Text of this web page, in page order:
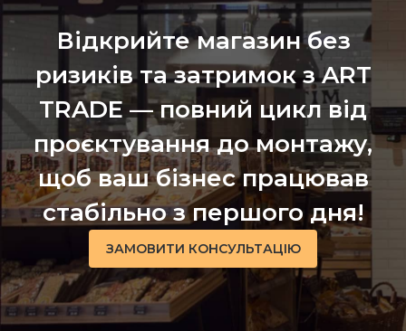
Відкрийте магазин без
ризиків та затримок з ART
TRADE — повний цикл від
проєктування до монтажу,
щоб ваш бізнес працював
стабільно з першого дня!
ЗАМОВИТИ КОНСУЛЬТАЦІЮ